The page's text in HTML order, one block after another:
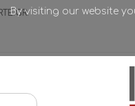
.
By visiting our website